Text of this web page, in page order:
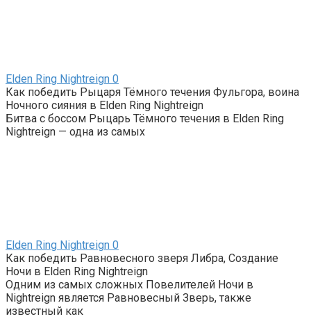
Elden Ring Nightreign 0
Как победить Рыцаря Тёмного течения Фульгора, воина
Ночного сияния в Elden Ring Nightreign
Битва с боссом Рыцарь Тёмного течения в Elden Ring
Nightreign — одна из самых
Elden Ring Nightreign 0
Как победить Равновесного зверя Либра, Создание
Ночи в Elden Ring Nightreign
Одним из самых сложных Повелителей Ночи в
Nightreign является Равновесный Зверь, также
известный как